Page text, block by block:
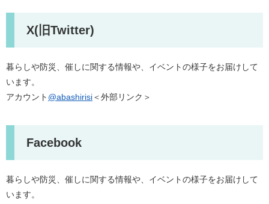
X(旧Twitter)
暮らしや防災、催しに関する情報や、イベントの様子をお届けして
います。
アカウント @abashirisi＜外部リンク＞
Facebook
暮らしや防災、催しに関する情報や、イベントの様子をお届けして
います。